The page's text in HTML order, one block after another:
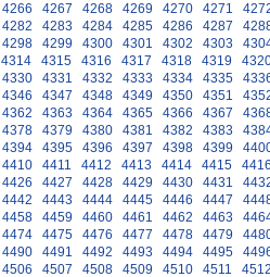
4266 4267 4268 4269 4270 4271
4282 4283 4284 4285 4286 4287
4298 4299 4300 4301 4302 4303
4314 4315 4316 4317 4318 4319
4330 4331 4332 4333 4334 4335
4346 4347 4348 4349 4350 4351
4362 4363 4364 4365 4366 4367
4378 4379 4380 4381 4382 4383
4394 4395 4396 4397 4398 4399
4410 4411 4412 4413 4414 4415
4426 4427 4428 4429 4430 4431
4442 4443 4444 4445 4446 4447
4458 4459 4460 4461 4462 4463
4474 4475 4476 4477 4478 4479
4490 4491 4492 4493 4494 4495
4506 4507 4508 4509 4510 4511